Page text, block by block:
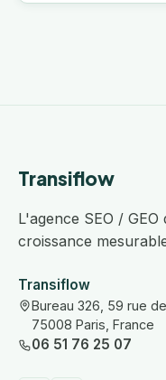
Transiflow
L'agence SEO /
croissance
Transiflow
Bureau 326, 59 rue
75008 Paris, France
06 51 76 25 07